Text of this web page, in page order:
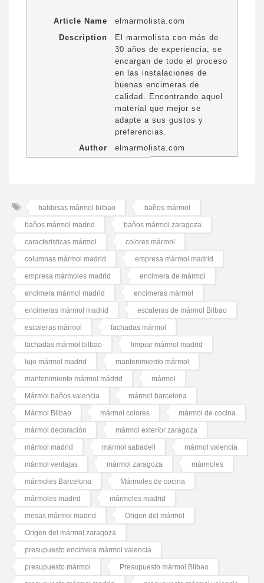
Article Name
elmarmolista.com
Description
El marmolista con más de
30 años de experiencia, se
encargan de todo el proceso
en las instalaciones de
buenas encimeras de
calidad. Encontrando aquel
material que mejor se
adapte a sus gustos y
preferencias.
Author
elmarmolista.com
baldosas mármol bilbao baños mármol
baños mármol madrid baños mármol zaragoza
caracteristicas mármol colores mármol
columnas mármol madrid empresa mármol madrid
empresa mármoles madrid encimera de mármol
encimera mármol madrid encimeras mármol
encimeras mármol madrid escaleras de mármol Bilbao
escaleras mármol fachadas mármol
fachadas mármol bilbao limpiar mármol madrid
lujo mármol madrid mantenimiento mármol
mantenimiento mármol mádrid mármol
Mármol baños valencia mármol barcelona
Mármol Bilbao mármol colores mármol de cocina
mármol decoración mármol exterior zaragoza
mármol madrid mármol sabadell mármol valencia
mármol ventajas mármol zaragoza mármoles
mármoles Barcelona Mármoles de cocina
mármoles madird mármoles madrid
mesas mármol madrid Origen del mármol
Origen del mármol zaragoza
presupuesto encimera mármol valencia
presupuesto mármol Presupuesto mármol Bilbao